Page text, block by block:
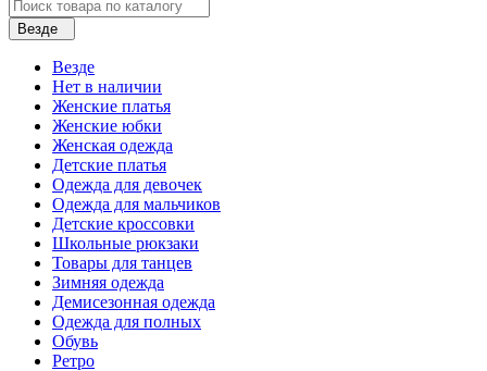
Везде
Везде
Нет в наличии
Женские платья
Женские юбки
Женская одежда
Детские платья
Одежда для девочек
Одежда для мальчиков
Детские кроссовки
Школьные рюкзаки
Товары для танцев
Зимняя одежда
Демисезонная одежда
Одежда для полных
Обувь
Ретро